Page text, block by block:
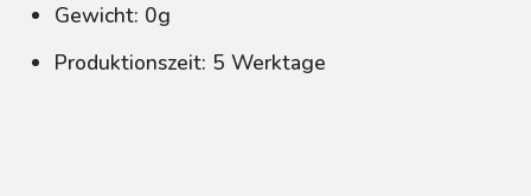
Gewicht: 0g
Produktionszeit: 5 Werktage